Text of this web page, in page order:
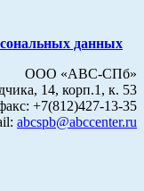
данных
ООО «АВС-СПб»
14, корп.1, к. 53
+7(812)427-13-35
abcspb@abccenter.ru